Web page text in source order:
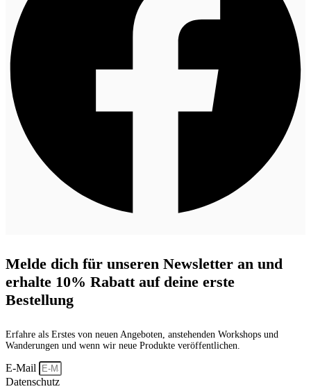
Melde dich für unseren Newsletter an und
erhalte 10% Rabatt auf deine erste
Bestellung
Erfahre als Erstes von neuen Angeboten, anstehenden Workshops und
Wanderungen und wenn wir neue Produkte veröffentlichen.
E-Mail
Datenschutz